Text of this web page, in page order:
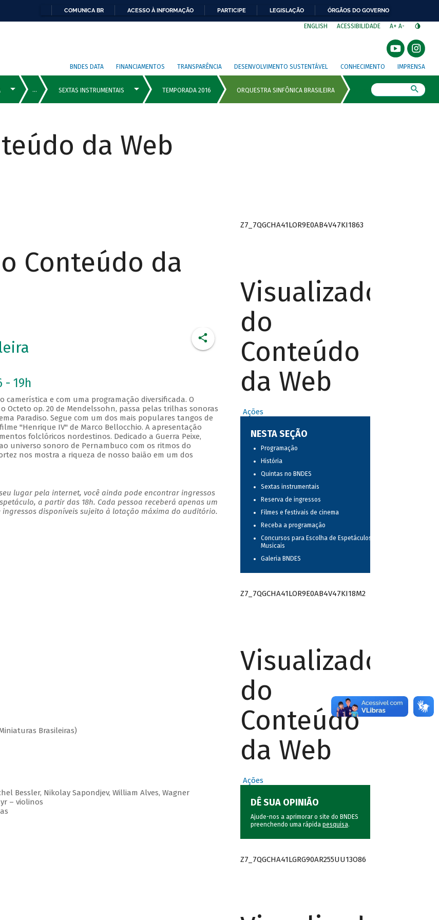
COMUNICA BR ACESSO À INFORMAÇÃO PARTICIPE LEGISLAÇÃO ÓRGÃOS DO GOVERNO
ENGLISH ACESSIBILIDADE A+ A-
BNDES DATA FINANCIAMENTOS TRANSPARÊNCIA DESENVOLVIMENTO SUSTENTÁVEL CONHECIMENTO IMPRENSA
da Web
Conteúdo da
- 19h
camerística e com uma programação diversificada. O
op. 20 de Mendelssohn, passa pelas trilhas sonoras
Paradiso. Segue com um dos mais populares tangos de
"Henrique IV" de Marco Bellocchio. A apresentação
folclóricos nordestinos. Dedicado a Guerra Peixe,
universo sonoro de Pernambuco com os ritmos do
nos mostra a riqueza de nosso baião em um dos
lugar pela internet, você ainda pode encontrar ingressos
a partir das 18h. Cada pessoa receberá apenas um
disponíveis sujeito à lotação máxima do auditório.
Brasileiras)
Bessler, Nikolay Sapondjev, William Alves, Wagner
– violinos
Z7_7QGCHA41LOR9E0AB4V47KI1863
Visualizador
do
Conteúdo
da Web
Ações
NESTA SEÇÃO
Programação
História
Quintas no BNDES
Sextas instrumentais
Reserva de ingressos
Filmes e festivais de cinema
Receba a programação
Concursos para Escolha de Espetáculos
Musicais
Galeria BNDES
Z7_7QGCHA41LOR9E0AB4V47KI18M2
Visualizador
do
Conteúdo
da Web
Ações
DÊ SUA OPINIÃO
Ajude-nos a aprimorar o site do BNDES
preenchendo uma rápida pesquisa.
Z7_7QGCHA41LGRG90AR255UU13O86